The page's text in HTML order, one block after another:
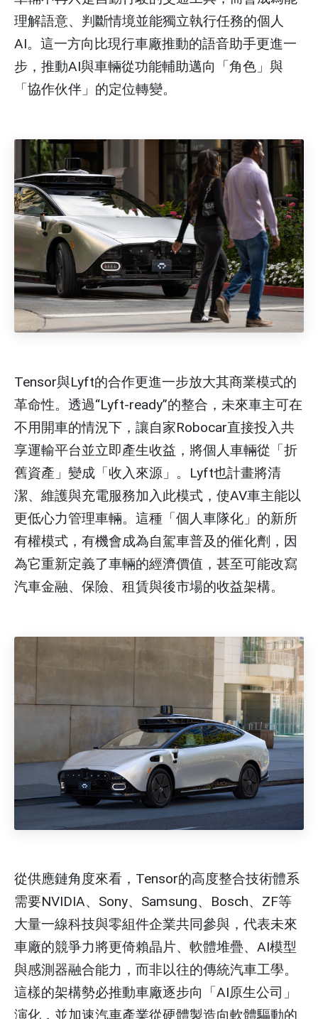
理解語意、判斷情境並能獨立執行任務的個人
AI。這一方向比現行車廠推動的語音助手更進一
步，推動AI與車輛從功能輔助邁向「角色」與
「協作伙伴」的定位轉變。
Tensor與Lyft的合作更進一步放大其商業模式的
革命性。透過“Lyft-ready”的整合，未來車主可在
不用開車的情況下，讓自家Robocar直接投入共
享運輸平台並立即產生收益，將個人車輛從「折
舊資產」變成「收入來源」。Lyft也計畫將清
潔、維護與充電服務加入此模式，使AV車主能以
更低心力管理車輛。這種「個人車隊化」的新所
有權模式，有機會成為自駕車普及的催化劑，因
為它重新定義了車輛的經濟價值，甚至可能改寫
汽車金融、保險、租賃與後市場的收益架構。
從供應鏈角度來看，Tensor的高度整合技術體系
需要NVIDIA、Sony、Samsung、Bosch、ZF等
大量一線科技與零組件企業共同參與，代表未來
車廠的競爭力將更倚賴晶片、軟體堆疊、AI模型
與感測器融合能力，而非以往的傳統汽車工學。
這樣的架構勢必推動車廠逐步向「AI原生公司」
演化，並加速汽車產業從硬體製造向軟體驅動的